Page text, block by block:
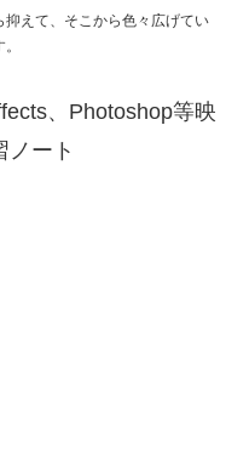
えて、そこから色々広げてい
、Photoshop等映
ノート